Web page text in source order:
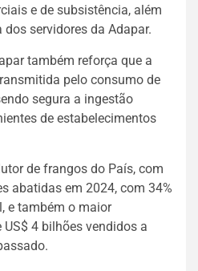
e de subsistência, além
servidores da Adapar.
também reforça que a
pelo consumo de
segura a ingestão
de estabelecimentos
de frangos do País, com
abatidas em 2024, com 34%
e também o maior
4 bilhões vendidos a